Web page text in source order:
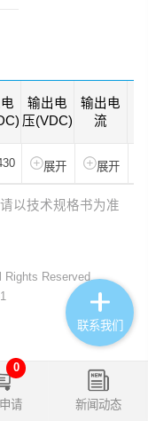
、
输出电
压(VDC)
输出电
流
展开 展开
以技术规格书为准
0
请 新闻动态
Rights Reserved.
联系我们